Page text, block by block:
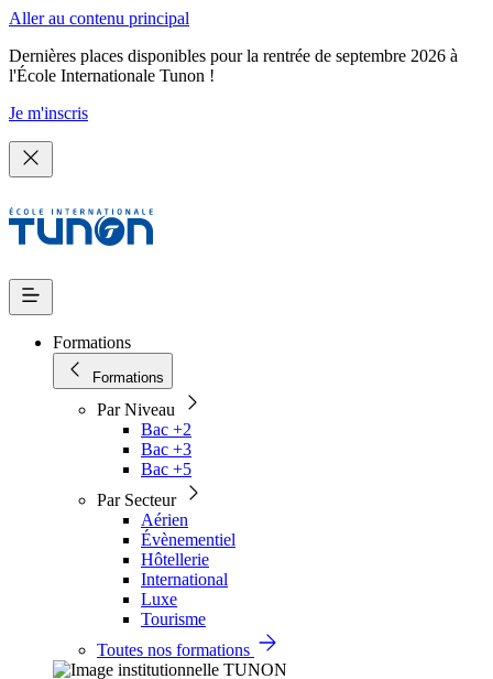
Aller au contenu principal
Dernières places disponibles pour la rentrée de septembre 2026 à
l'École Internationale Tunon !
Je m'inscris
Formations
Formations
Par Niveau
Bac +2
Bac +3
Bac +5
Par Secteur
Aérien
Évènementiel
Hôtellerie
International
Luxe
Tourisme
Toutes nos formations